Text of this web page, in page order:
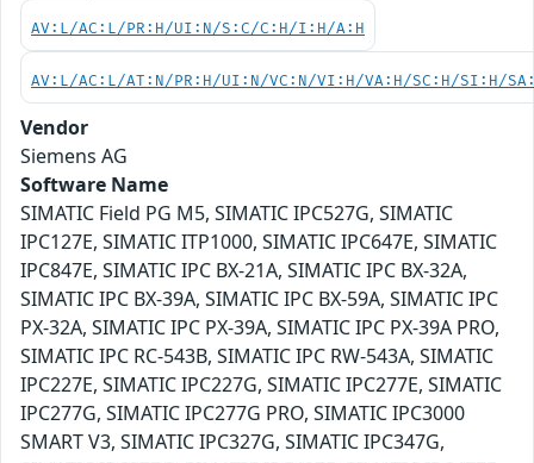
AV:L/AC:L/PR:H/UI:N/S:C/C:H/I:H/A:H
AV:L/AC:L/AT:N/PR:H/UI:N/VC:N/VI:H/VA:H/SC:H/SI:H/
Vendor
Siemens AG
Software Name
SIMATIC Field PG M5, SIMATIC IPC527G, SIMATIC
IPC127E, SIMATIC ITP1000, SIMATIC IPC647E, SIMATIC
IPC847E, SIMATIC IPC BX-21A, SIMATIC IPC BX-32A,
SIMATIC IPC BX-39A, SIMATIC IPC BX-59A, SIMATIC IPC
PX-32A, SIMATIC IPC PX-39A, SIMATIC IPC PX-39A PRO,
SIMATIC IPC RC-543B, SIMATIC IPC RW-543A, SIMATIC
IPC227E, SIMATIC IPC227G, SIMATIC IPC277E, SIMATIC
IPC277G, SIMATIC IPC277G PRO, SIMATIC IPC3000
SMART V3, SIMATIC IPC327G, SIMATIC IPC347G,